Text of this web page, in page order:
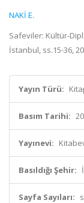
NAKİ E.
Safeviler: Kültür-
İstanbul, ss.15-36,
Yayın Türü:
Basım Tarihi:
Yayınevi:
Basıldığı Şehir:
Sayfa Sayıları: